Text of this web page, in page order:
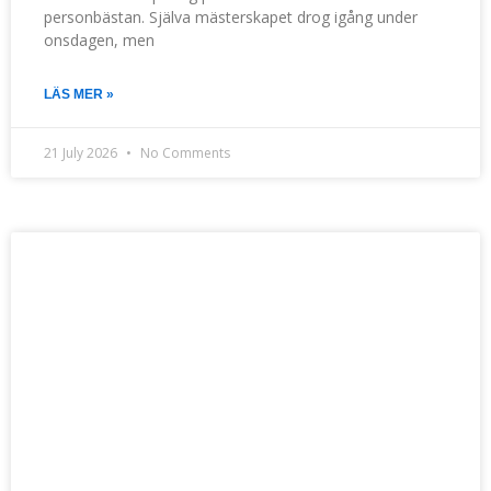
personbästan. Själva mästerskapet drog igång under
onsdagen, men
LÄS MER »
21 July 2026 No Comments